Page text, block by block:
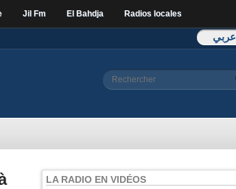
Jil Fm El Bahdja Radios locales
عربي
Formulaire de
Rechercher
LA RADIO EN VIDÉOS